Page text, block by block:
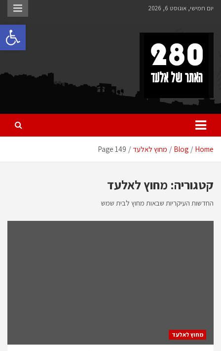
Skipיום חמישי, אוגוסט 6, 2026
280 – חדשות אלעד
כל מה שחדש ומעניין באלעד
Home
Blog מחוץ לאלעד Page 149
קטגוריה: מחוץ לאלעד
החדשות העיקריות שבאות מחוץ לבית שמש
מחוץ לאלעד